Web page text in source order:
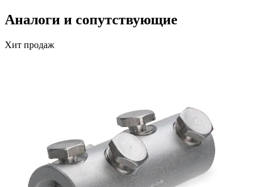
Аналоги и сопутствующие
Хит продаж